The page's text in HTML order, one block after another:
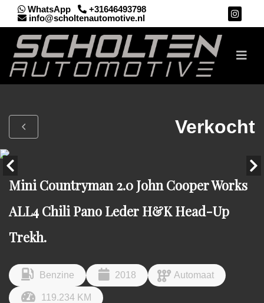
WhatsApp
+31646493798
info@scholtenautomotive.nl
Verkocht
Mini Countryman 2.0 John Cooper Works
ALL4 Chili Pano Leder H&K Head-Up
Trekh.
Benzine 2018 Automaat
119.234 KM